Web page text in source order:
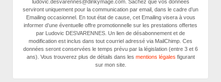
ludovic.desvarennes@dinkymage.com. Sachez que vos données
serviront uniquement pour la communication par email, dans le cadre d’un
Emailing occasionnel. En tout état de cause, cet Emailing visera à vous
informer d’une éventuelle offre promotionnelle sur les prestations offertes
par Ludovic DESVARENNES. Un lien de désabonnement et de
modification est inclus dans tout courriel adressé via MailChimp. Ces
données seront conservées le temps prévu par la législation (entre 3 et 6
ans). Vous trouverez plus de détails dans les mentions légales figurant
sur mon site.